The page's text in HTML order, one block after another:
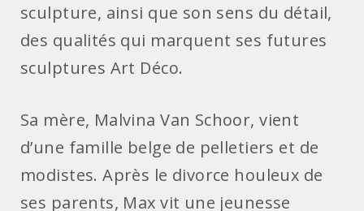
sculpture, ainsi que son sens du détail,
des qualités qui marquent ses futures
sculptures Art Déco.
Sa mère, Malvina Van Schoor, vient
d’une famille belge de pelletiers et de
modistes. Après le divorce houleux de
ses parents, Max vit une jeunesse